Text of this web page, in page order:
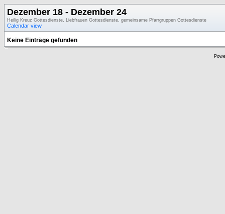
Dezember 18 - Dezember 24
Heilig Kreuz Gottesdienste, Liebfrauen Gottesdienste, gemeinsame Pfarrgruppen Gottesdienste
Calendar view
Keine Einträge gefunden